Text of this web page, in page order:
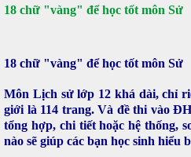
18 chữ "vàng" để học tốt môn Sử
18 chữ "vàng" để học tốt môn Sử
Môn Lịch sử lớp 12 khá dài, chỉ
giới là 114 trang. Và đề thi vào
tổng hợp, chi tiết hoặc hệ thống,
nào sẽ giúp các bạn học sinh hiểu